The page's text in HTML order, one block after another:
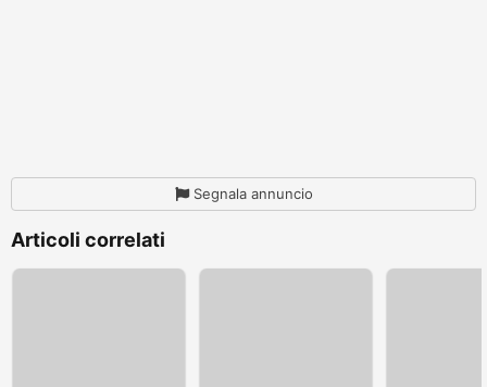
Segnala annuncio
Articoli correlati